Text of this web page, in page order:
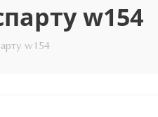
w154
w154